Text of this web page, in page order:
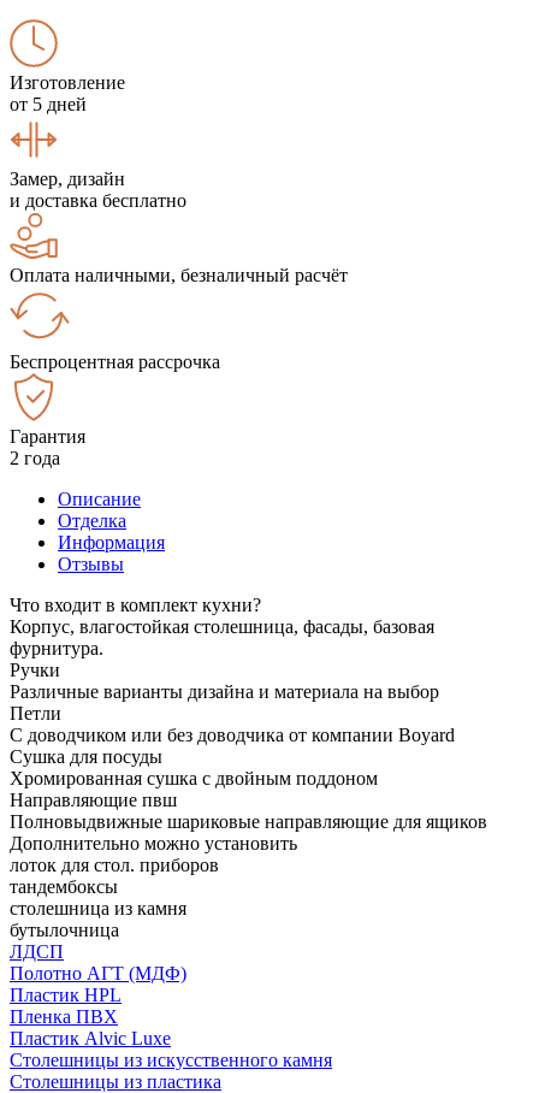
Изготовление
от 5 дней
Замер, дизайн
и доставка бесплатно
Оплата наличными, безналичный расчёт
Беспроцентная рассрочка
Гарантия
2 года
Описание
Отделка
Информация
Отзывы
Что входит в комплект кухни?
Корпус, влагостойкая столешница, фасады, базовая
фурнитура.
Ручки
Различные варианты дизайна и материала на выбор
Петли
С доводчиком или без доводчика от компании Boyard
Сушка для посуды
Хромированная сушка с двойным поддоном
Направляющие пвш
Полновыдвижные шариковые направляющие для ящиков
Дополнительно можно установить
лоток для стол. приборов
тандембоксы
столешница из камня
бутылочница
ЛДСП
Полотно АГТ (МДФ)
Пластик HPL
Пленка ПВХ
Пластик Alvic Luxe
Столешницы из искусственного камня
Столешницы из пластика